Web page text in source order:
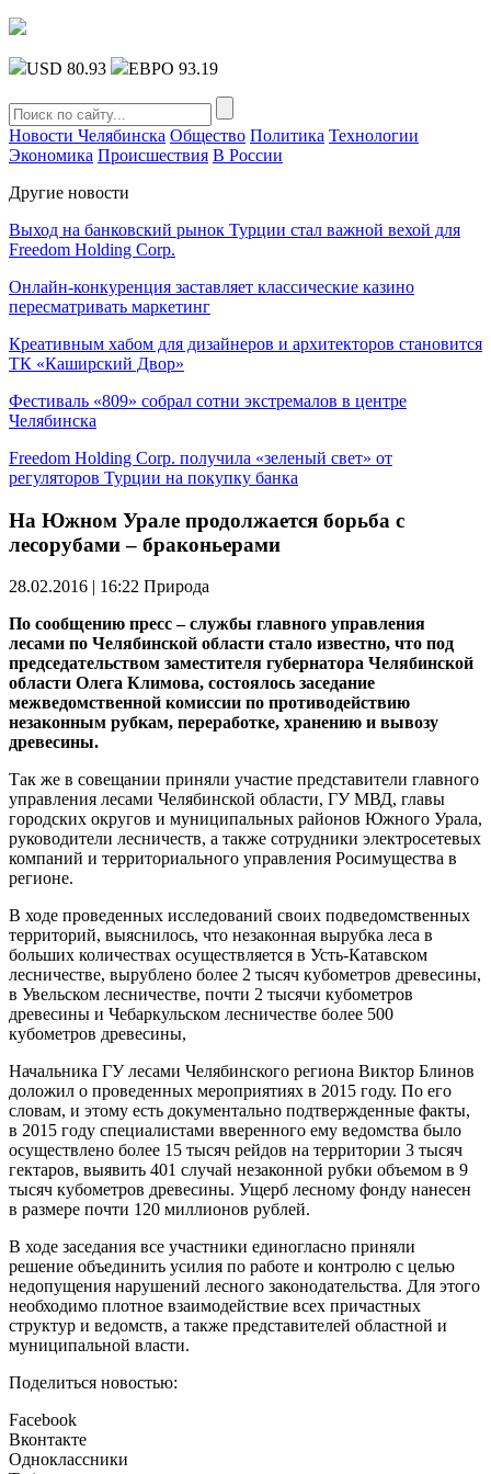
USD 80.93 ЕВРО 93.19
Новости Челябинска Общество Политика Технологии
Экономика Происшествия В России
Другие новости
Выход на банковский рынок Турции стал важной вехой для
Freedom Holding Corp.
Онлайн-конкуренция заставляет классические казино
пересматривать маркетинг
Креативным хабом для дизайнеров и архитекторов становится
ТК «Каширский Двор»
Фестиваль «809» собрал сотни экстремалов в центре
Челябинска
Freedom Holding Corp. получила «зеленый свет» от
регуляторов Турции на покупку банка
На Южном Урале продолжается борьба с
лесорубами – браконьерами
28.02.2016 | 16:22 Природа
По сообщению пресс – службы главного управления
лесами по Челябинской области стало известно, что под
председательством заместителя губернатора Челябинской
области Олега Климова, состоялось заседание
межведомственной комиссии по противодействию
незаконным рубкам, переработке, хранению и вывозу
древесины.
Так же в совещании приняли участие представители главного
управления лесами Челябинской области, ГУ МВД, главы
городских округов и муниципальных районов Южного Урала,
руководители лесничеств, а также сотрудники электросетевых
компаний и территориального управления Росимущества в
регионе.
В ходе проведенных исследований своих подведомственных
территорий, выяснилось, что незаконная вырубка леса в
больших количествах осуществляется в Усть-Катавском
лесничестве, вырублено более 2 тысяч кубометров древесины,
в Увельском лесничестве, почти 2 тысячи кубометров
древесины и Чебаркульском лесничестве более 500
кубометров древесины,
Начальника ГУ лесами Челябинского региона Виктор Блинов
доложил о проведенных мероприятиях в 2015 году. По его
словам, и этому есть документально подтвержденные факты,
в 2015 году специалистами вверенного ему ведомства было
осуществлено более 15 тысяч рейдов на территории 3 тысяч
гектаров, выявить 401 случай незаконной рубки объемом в 9
тысяч кубометров древесины. Ущерб лесному фонду нанесен
в размере почти 120 миллионов рублей.
В ходе заседания все участники единогласно приняли
решение объединить усилия по работе и контролю с целью
недопущения нарушений лесного законодательства. Для этого
необходимо плотное взаимодействие всех причастных
структур и ведомств, а также представителей областной и
муниципальной власти.
Поделиться новостью:
Facebook
Вконтакте
Одноклассники